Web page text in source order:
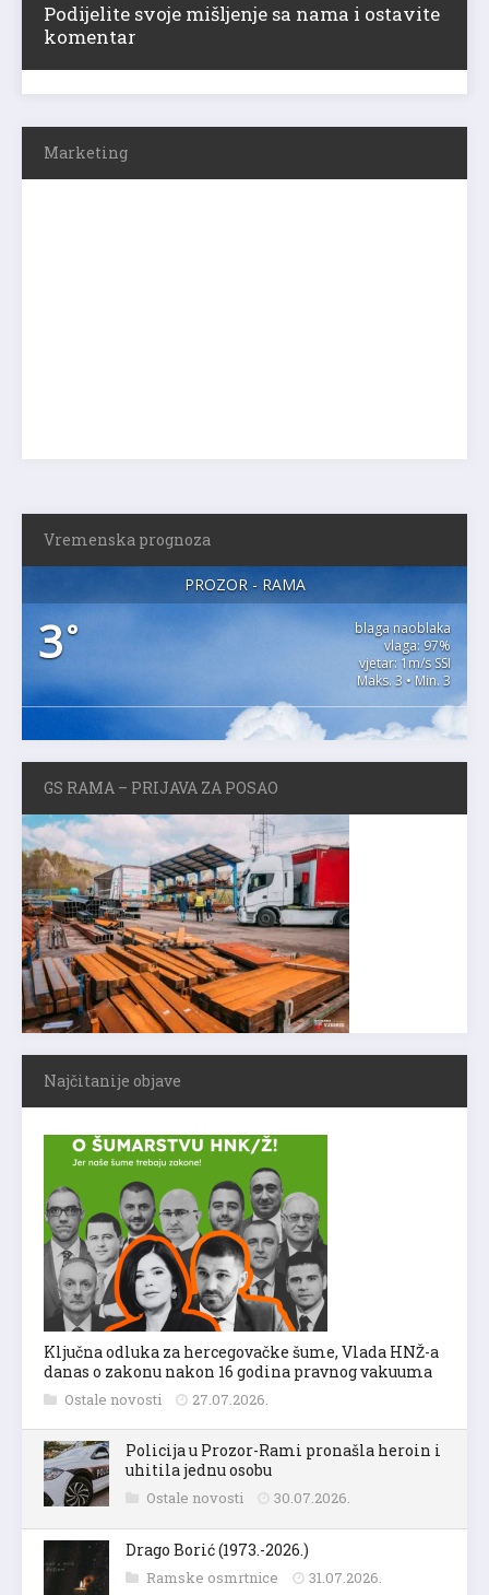
Podijelite svoje mišljenje sa nama i ostavite
komentar
Marketing
Vremenska prognoza
PROZOR - RAMA
3°
blaga naoblaka
vlaga: 97%
vjetar: 1m/s SSI
Maks. 3 • Min. 3
GS RAMA – PRIJAVA ZA POSAO
Najčitanije objave
Ključna odluka za hercegovačke šume, Vlada HNŽ-a
danas o zakonu nakon 16 godina pravnog vakuuma
Ostale novosti 27.07.2026.
Policija u Prozor-Rami pronašla heroin i
uhitila jednu osobu
Ostale novosti 30.07.2026.
Drago Borić (1973.-2026.)
Ramske osmrtnice 31.07.2026.